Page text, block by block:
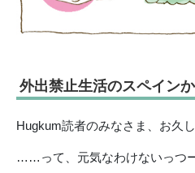
外出禁止生活のスペイン
Hugkum読者のみなさま、お久
……って、元気なわけないっつー